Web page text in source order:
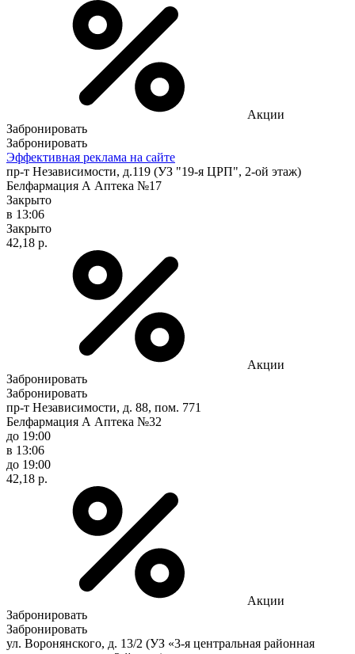
Акции
Забронировать
Забронировать
Эффективная реклама на сайте
пр-т Независимости, д.119 (УЗ "19-я ЦРП", 2-ой этаж)
Белфармация А Аптека №17
Закрыто
в 13:06
Закрыто
42,18 р.
Акции
Забронировать
Забронировать
пр-т Независимости, д. 88, пом. 771
Белфармация А Аптека №32
до 19:00
в 13:06
до 19:00
42,18 р.
Акции
Забронировать
Забронировать
ул. Воронянского, д. 13/2 (УЗ «3-я центральная районная